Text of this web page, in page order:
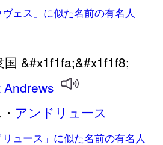
ヴェス」に似た名前の有名人
&#x1f1fa;&#x1f1f8;
Andrews
・ アンドリュース
リュース」に似た名前の有名人